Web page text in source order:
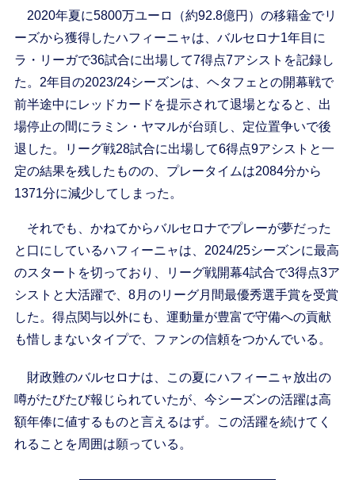
2020年夏に5800万ユーロ（約92.8億円）の移籍金でリ
ーズから獲得したハフィーニャは、バルセロナ1年目に
ラ・リーガで36試合に出場して7得点7アシストを記録し
た。2年目の2023/24シーズンは、ヘタフェとの開幕戦で
前半途中にレッドカードを提示されて退場となると、出
場停止の間にラミン・ヤマルが台頭し、定位置争いで後
退した。リーグ戦28試合に出場して6得点9アシストと一
定の結果を残したものの、プレータイムは2084分から
1371分に減少してしまった。
それでも、かねてからバルセロナでプレーが夢だった
と口にしているハフィーニャは、2024/25シーズンに最高
のスタートを切っており、リーグ戦開幕4試合で3得点3ア
シストと大活躍で、8月のリーグ月間最優秀選手賞を受賞
した。得点関与以外にも、運動量が豊富で守備への貢献
も惜しまないタイプで、ファンの信頼をつかんでいる。
財政難のバルセロナは、この夏にハフィーニャ放出の
噂がたびたび報じられていたが、今シーズンの活躍は高
額年俸に値するものと言えるはず。この活躍を続けてく
れることを周囲は願っている。